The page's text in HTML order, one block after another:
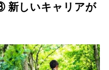
新しいキャリアが